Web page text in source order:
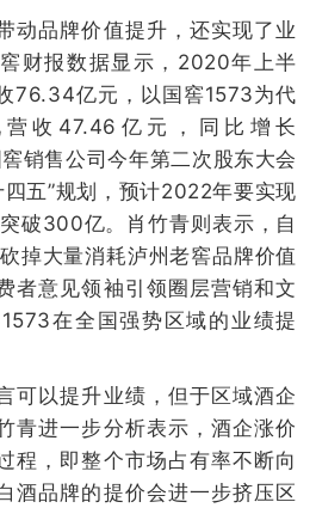
动品牌价值提升，还实现了业
财报数据显示，2020年上半
76.34亿元，以国窖1573为代
收47.46亿元，同比增长
销售公司今年第二次股东大会
四五”规划，预计2022年要实现
破300亿。肖竹青则表示，自
掉大量消耗泸州老窖品牌价值
者意见领袖引领圈层营销和文
在全国强势区域的业绩提
可以提升业绩，但于区域酒企
青进一步分析表示，酒企涨价
程，即整个市场占有率不断向
酒品牌的提价会进一步挤压区